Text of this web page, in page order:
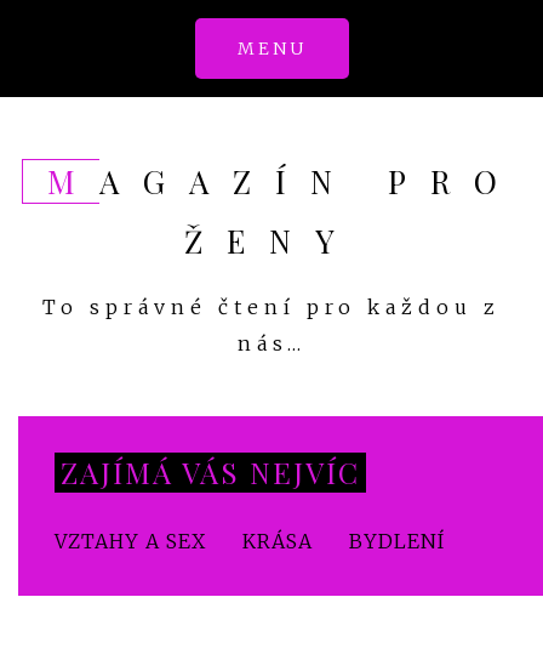
MENU
MAGAZÍN PRO
ŽENY
To správné čtení pro každou z
nás…
ZAJÍMÁ VÁS NEJVÍC
VZTAHY A SEX KRÁSA BYDLENÍ